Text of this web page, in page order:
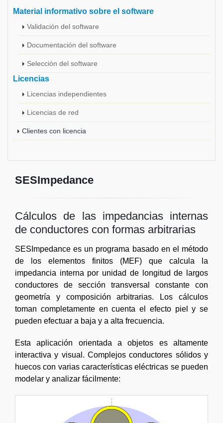
Material informativo sobre el software
Validación del software
Documentación del software
Selección del software
Licencias
Licencias independientes
Licencias de red
Clientes con licencia
SESImpedance
Cálculos de las impedancias internas
de conductores con formas arbitrarias
SESImpedance es un programa basado en el método
de los elementos finitos (MEF) que calcula la
impedancia interna por unidad de longitud de largos
conductores de sección transversal constante con
geometría y composición arbitrarias. Los cálculos
toman completamente en cuenta el efecto piel y se
pueden efectuar a baja y a alta frecuencia.
Esta aplicación orientada a objetos es altamente
interactiva y visual. Complejos conductores sólidos y
huecos con varias características eléctricas se pueden
modelar y analizar fácilmente: